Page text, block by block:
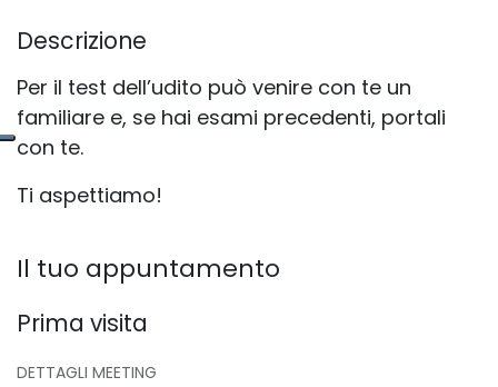
Descrizione
Per il test dell’udito può venire con te un
familiare e, se hai esami precedenti, portali
con te.
Ti aspettiamo!
Il tuo appuntamento
Prima visita
DETTAGLI MEETING